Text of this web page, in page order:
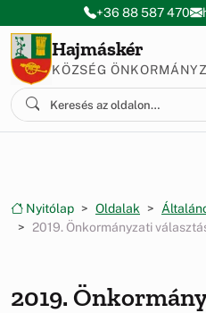
Ugrás a menüre
Ugrás a tartalomra
+36 88 587 470
Hajmáskér
KÖZSÉG
Nyitólap Oldalak
2019. Önkormányzati
2019.